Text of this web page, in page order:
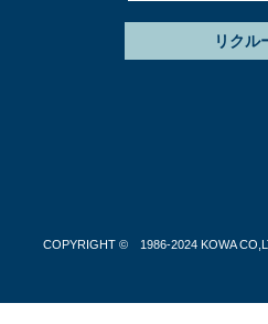
リクル
COPYRIGHT © 1986-2024 KOWA